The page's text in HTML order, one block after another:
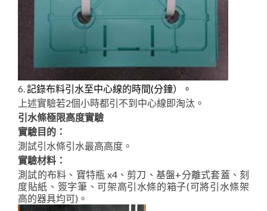
6.記錄布料引水至中心線的時間(分鐘）。
上述實驗若2個小時都引不到中心線即淘汰。
引水條極限高度實驗
實驗目的：
測試引水條引水最高高度。
實驗材料：
測試的布料、寶特瓶 x4、剪刀、基盤+分離式套蓋、刻
度貼紙、簽字筆、可架高引水條的箱子(可將引水條架
高的器具均可)。